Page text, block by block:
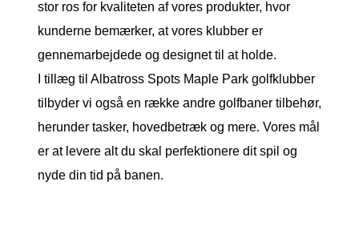
stor ros for kvaliteten af vores produkter, hvor
kunderne bemærker, at vores klubber er
gennemarbejdede og designet til at holde.
I tillæg til Albatross Spots Maple Park golfklubber
tilbyder vi også en række andre golfbaner tilbehør,
herunder tasker, hovedbetræk og mere. Vores mål
er at levere alt du skal perfektionere dit spil og
nyde din tid på banen.